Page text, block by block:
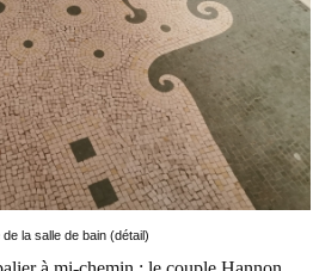
la salle de bain (détail)